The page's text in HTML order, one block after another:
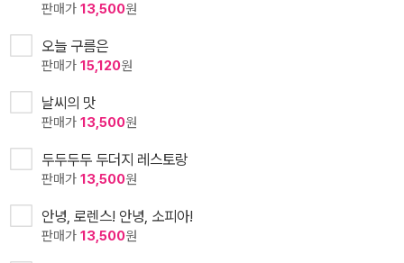
판매가 13,500원
오늘 구름은
판매가 15,120원
날씨의 맛
판매가 13,500원
두두두두 두더지 레스토랑
판매가 13,500원
안녕, 로렌스! 안녕, 소피아!
판매가 13,500원